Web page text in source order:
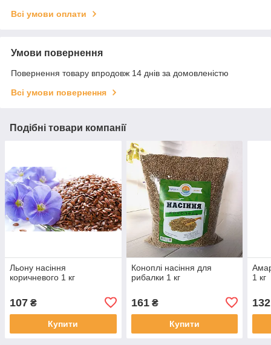
Всі умови оплати
Умови повернення
Повернення товару впродовж 14 днів за домовленістю
Всі умови повернення
Подібні товари компанії
Льону насіння
коричневого 1 кг
107 ₴
Купити
Коноплі насіння для
рибалки 1 кг
161₴
Купити
1 кг
132